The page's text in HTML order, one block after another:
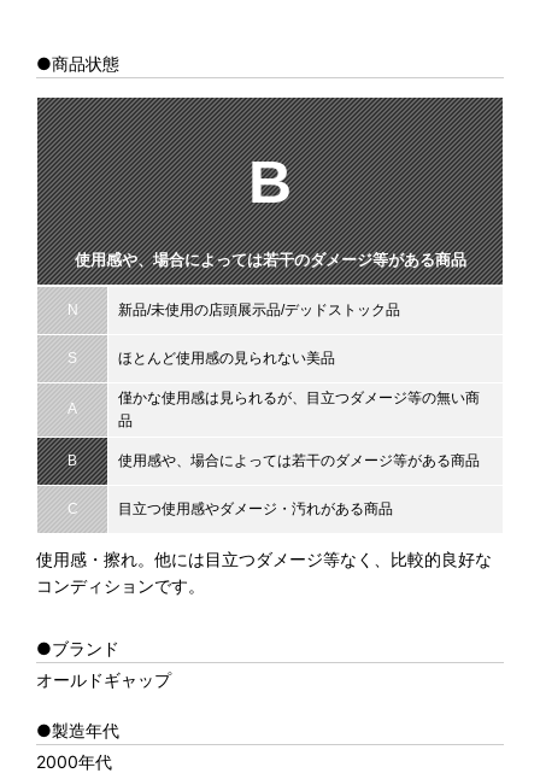
●商品状態
B
使用感や、場合によっては若干のダメージ等がある商品
N 新品/未使用の店頭展示品/デッドストック品
S ほとんど使用感の見られない美品
A
僅かな使用感は見られるが、目立つダメージ等の無い商
品
B 使用感や、場合によっては若干のダメージ等がある商品
C 目立つ使用感やダメージ・汚れがある商品
使用感・擦れ。他には目立つダメージ等なく、比較的良好な
コンディションです。
●ブランド
オールドギャップ
●製造年代
2000年代